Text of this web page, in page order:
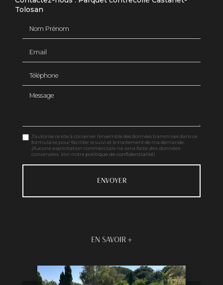
Tolosan
Message
J'autorise ce site à conserver l'ensemble des données transmises dans ce
formulaire pour faciliter le suivi et le traitement de ma demande.
(Aucune exploitation commerciale ne sera faite des données
conservées. Voir notre politique de confidentialité)
EN SAVOIR +